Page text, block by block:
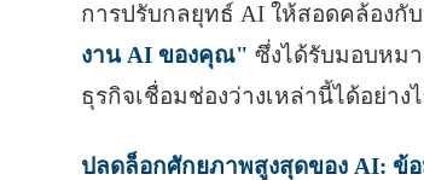
การปรับกลยุทธ์ AI ให้สอดคล้องกั
งาน AI ของคุณ"ซึ่งได้รับมอบหม
ธุรกิจเชื่อมช่องว่างเหล่านี้ได้อย่า
ปลดล็อกศักยภาพสูงสุดของ AI: ข้